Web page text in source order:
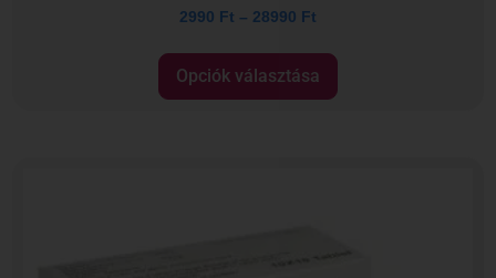
2990 Ft – 28990 Ft
Opciók választása